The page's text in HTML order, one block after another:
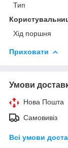
Тип
Хід поршня
Приховати
Умови
Нова Пошта
Самовивіз
Всі умови